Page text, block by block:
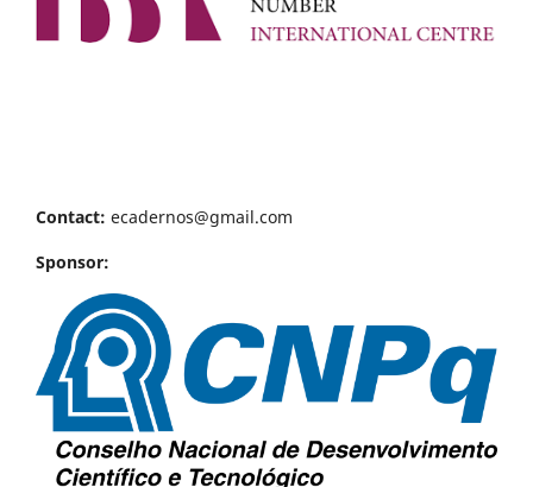
Contact: ecadernos@gmail.com
Sponsor: